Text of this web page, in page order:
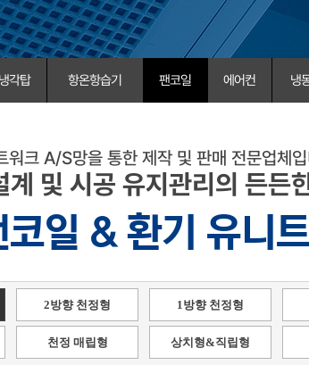
냉각탑 항온항습기 팬코일 에어컨 냉
워크 A/S망을 통한 제작 및 판매 전문업체
계 및 시공 유지관리의 든든
코일 & 환기 유니
2방향 천정형 1방향 천정형
천정 매립형 상치형&직립형